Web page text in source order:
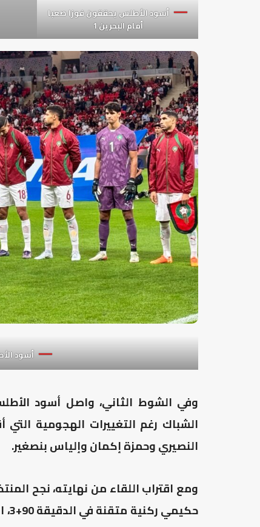
أسود الأطلس يحققون فوزا صعبا
أمام البحرين 1
أسود
وفي الشوط الثاني، واصل أسود
الشباك رغم التغييرات الهجومية
النصيري وحمزة إكمان وإلياس بنصغير.
ومع اقتراب اللقاء من نهايته، نجح